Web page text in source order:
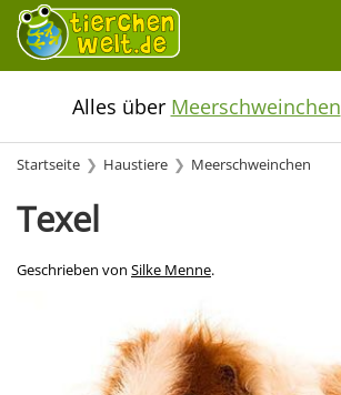
Alles über Meerschweinchen
Startseite Haustiere Meerschweinchen
Texel
Geschrieben von Silke Menne.